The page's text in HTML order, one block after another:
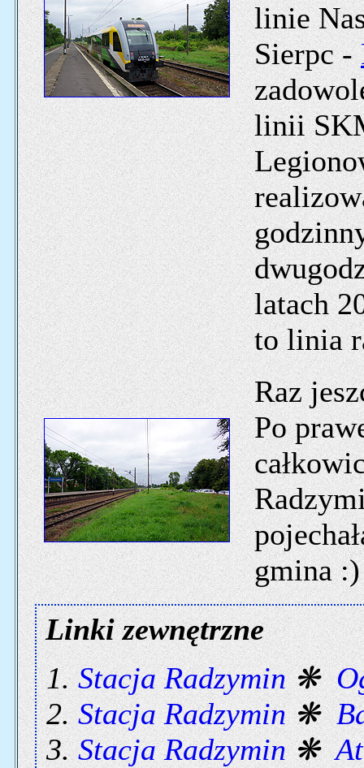
linie
Sierpc -
linii
latach
to linia
Raz
Po
gmina :)
Linki zewnętrzne
Stacja Radzymin❋
Stacja Radzymin❋
Stacja Radzymin❋